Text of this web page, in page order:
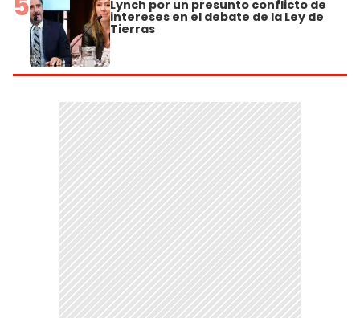
Lynch por un presunto conflicto de
intereses en el debate de la Ley de
Tierras